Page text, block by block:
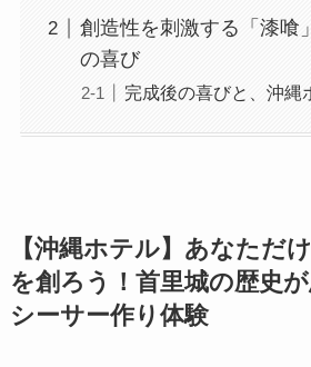
創造性を刺激する「漆喰
の喜び
完成後の喜びと、沖縄
【沖縄ホテル】あなただ
を創ろう！首里城の歴史
シーサー作り体験